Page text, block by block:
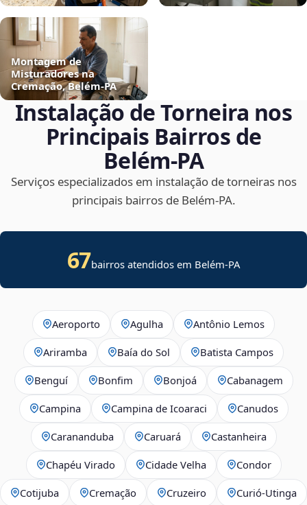
Montagem de
Misturadores na
Cremação, Belém‑PA
Instalação de Torneira nos
Principais Bairros de
Belém‑PA
Serviços especializados em instalação de torneiras nos
principais bairros de Belém‑PA.
67bairros atendidos em Belém-PA
Aeroporto Agulha Antônio Lemos
Ariramba Baía do Sol Batista Campos
Benguí Bonfim Bonjoá Cabanagem
Campina Campina de Icoaraci Canudos
Carananduba Caruará Castanheira
Chapéu Virado Cidade Velha Condor
Cotijuba Cremação Cruzeiro Curió-Utinga